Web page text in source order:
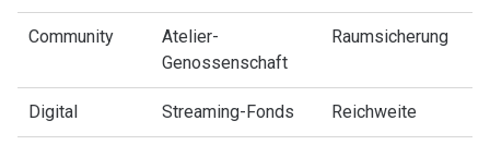
Community
Atelier-
Genossenschaft
Raumsicherung
Digital Streaming-Fonds Reichweite